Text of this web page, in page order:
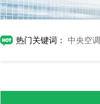
热门关键词： 中央空